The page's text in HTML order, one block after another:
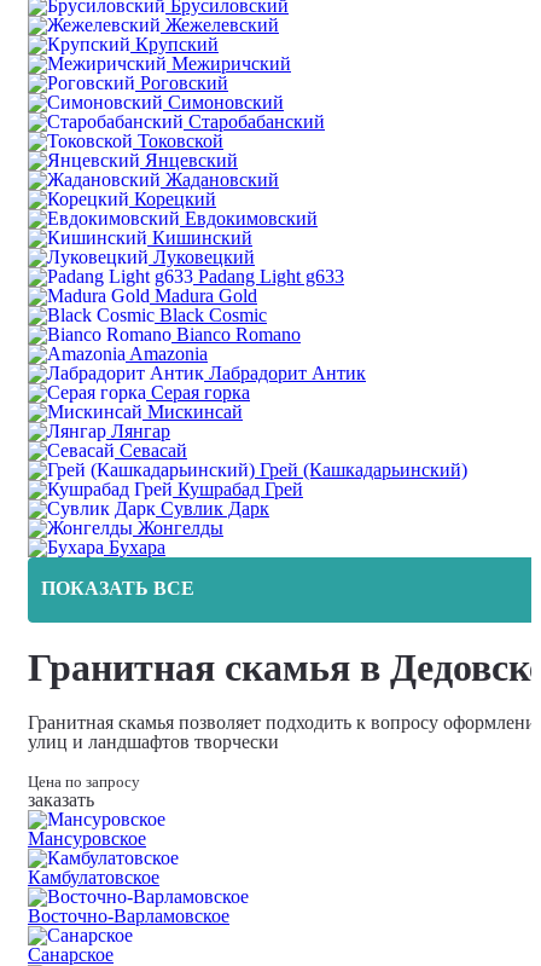
Брусиловский
Жежелевский
Крупский
Межиричский
Роговский
Симоновский
Старобабанский
Токовской
Янцевский
Жадановский
Корецкий
Евдокимовский
Кишинский
Луковецкий
Padang Light g633
Madura Gold
Black Cosmic
Bianco Romano
Amazonia
Лабрадорит Антик
Серая горка
Мискинсай
Лянгар
Севасай
Грей (Кашкадарьинский)
Кушрабад Грей
Сувлик Дарк
Жонгелды
Бухара
ПОКАЗАТЬ ВСЕ
Гранитная скамья в
Гранитная скамья позволяет подходить к вопросу
улиц и ландшафтов творчески
Цена по запросу
заказать
Мансуровское
Камбулатовское
Восточно-Варламовское
Санарское